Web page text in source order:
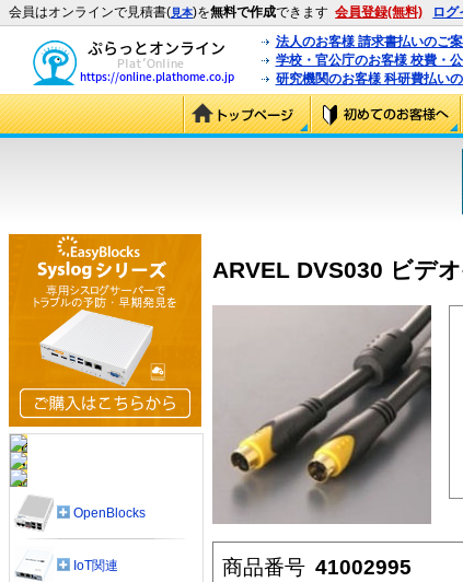
会員はオンラインで見積書(見本)を無料で作成できます 会員登録(無料) ログ
法人のお客様 請求書払いのご
学校・官公庁のお客様 校費・
研究機関のお客様 科研費払い
ARVEL DVS030 ビデ
商品番号 41002995
OpenBlocks
IoT関連